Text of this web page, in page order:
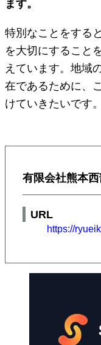
ます。
特別なことをする
を大切にすること
えています。地域
在であるために、
けていきたいです。
有限会社熊本
URL
https://